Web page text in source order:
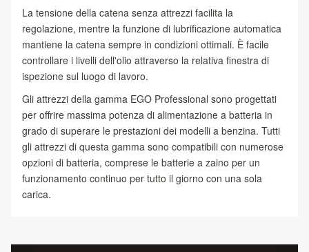
La tensione della catena senza attrezzi facilita la
regolazione, mentre la funzione di lubrificazione automatica
mantiene la catena sempre in condizioni ottimali. È facile
controllare i livelli dell'olio attraverso la relativa finestra di
ispezione sul luogo di lavoro.
Gli attrezzi della gamma EGO Professional sono progettati
per offrire massima potenza di alimentazione a batteria in
grado di superare le prestazioni dei modelli a benzina. Tutti
gli attrezzi di questa gamma sono compatibili con numerose
opzioni di batteria, comprese le batterie a zaino per un
funzionamento continuo per tutto il giorno con una sola
carica.